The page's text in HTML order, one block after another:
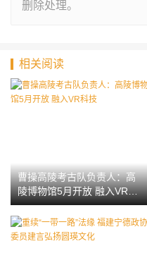
删除处理。
相关阅读
曹操高陵考古队负责人：高
陵博物馆5月开放 融入VR科
技